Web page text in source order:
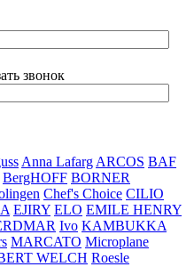
звонок
Anna Lafarg ARCOS BAF
BergHOFF BORNER
Chef's Choice CILIO
EJIRY ELO EMILE HENRY
Ivo KAMBUKKA
MARCATO Microplane
WELCH Roesle